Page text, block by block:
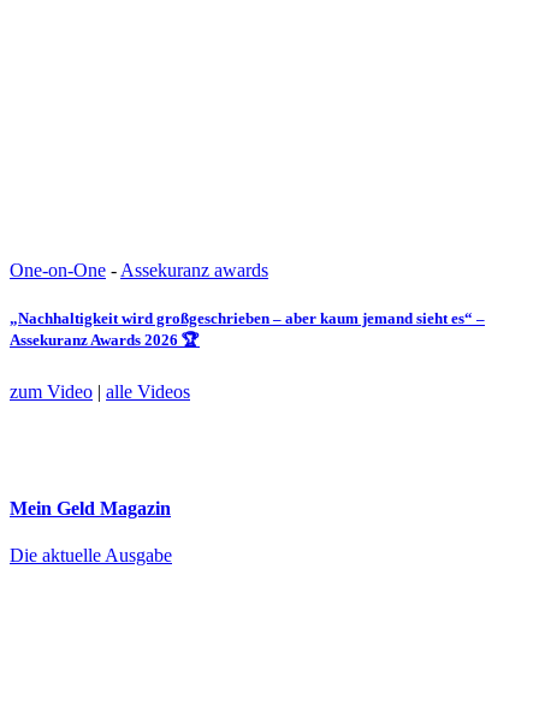
One-on-One -Assekuranz awards
„Nachhaltigkeit wird großgeschrieben – aber kaum jemand sieht es“ –
Assekuranz Awards 2026 🏆
zum Video | alle Videos
Mein Geld Magazin
Die aktuelle Ausgabe